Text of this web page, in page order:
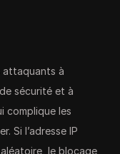
attaquants à
sécurité et à
complique les
Si l’adresse IP
le blocage